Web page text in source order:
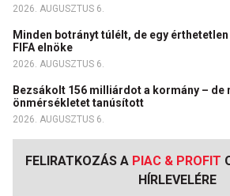
2026. AUGUSZTUS 6.
Minden botrányt túlélt, de egy
FIFA elnöke
2026. AUGUSZTUS 6.
Bezsákolt 156 milliárdot a kormány – de
önmérsékletet tanúsított
2026. AUGUSZTUS 6.
FELIRATKOZÁS A PIAC & PROFIT
HÍRLEVELÉRE